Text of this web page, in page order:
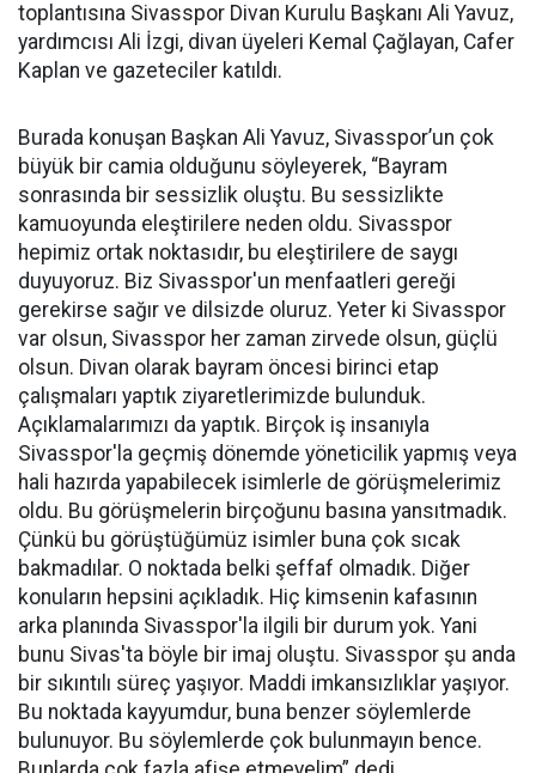
toplantısına Sivasspor Divan Kurulu Başkanı Ali Yavuz,
yardımcısı Ali İzgi, divan üyeleri Kemal Çağlayan, Cafer
Kaplan ve gazeteciler katıldı.
Burada konuşan Başkan Ali Yavuz, Sivasspor’un çok
büyük bir camia olduğunu söyleyerek, “Bayram
sonrasında bir sessizlik oluştu. Bu sessizlikte
kamuoyunda eleştirilere neden oldu. Sivasspor
hepimiz ortak noktasıdır, bu eleştirilere de saygı
duyuyoruz. Biz Sivasspor'un menfaatleri gereği
gerekirse sağır ve dilsizde oluruz. Yeter ki Sivasspor
var olsun, Sivasspor her zaman zirvede olsun, güçlü
olsun. Divan olarak bayram öncesi birinci etap
çalışmaları yaptık ziyaretlerimizde bulunduk.
Açıklamalarımızı da yaptık. Birçok iş insanıyla
Sivasspor'la geçmiş dönemde yöneticilik yapmış veya
hali hazırda yapabilecek isimlerle de görüşmelerimiz
oldu. Bu görüşmelerin birçoğunu basına yansıtmadık.
Çünkü bu görüştüğümüz isimler buna çok sıcak
bakmadılar. O noktada belki şeffaf olmadık. Diğer
konuların hepsini açıkladık. Hiç kimsenin kafasının
arka planında Sivasspor'la ilgili bir durum yok. Yani
bunu Sivas'ta böyle bir imaj oluştu. Sivasspor şu anda
bir sıkıntılı süreç yaşıyor. Maddi imkansızlıklar yaşıyor.
Bu noktada kayyumdur, buna benzer söylemlerde
bulunuyor. Bu söylemlerde çok bulunmayın bence.